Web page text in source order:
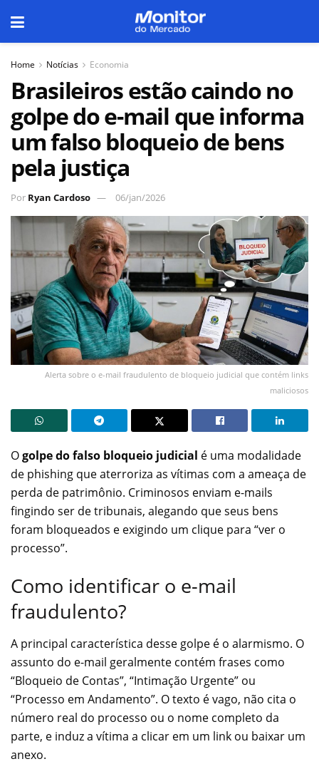
Home Notícias Economia
Brasileiros estão caindo no
golpe do e-mail que informa
um falso bloqueio de bens
pela justiça
Por Ryan Cardoso 06/jan/2026
Alerta sobre o e-mail fraudulento de bloqueio judicial que contém links
maliciosos
Ogolpe do falso bloqueio judicial é uma modalidade
de phishing que aterroriza as vítimas com a ameaça de
perda de patrimônio. Criminosos enviam e-mails
fingindo ser de tribunais, alegando que seus bens
foram bloqueados e exigindo um clique para “ver o
processo”.
Como identificar o e-mail
fraudulento?
A principal característica desse golpe é o alarmismo. O
assunto do e-mail geralmente contém frases como
“Bloqueio de Contas”, “Intimação Urgente” ou
“Processo em Andamento”. O texto é vago, não cita o
número real do processo ou o nome completo da
parte, e induz a vítima a clicar em um link ou baixar um
anexo.